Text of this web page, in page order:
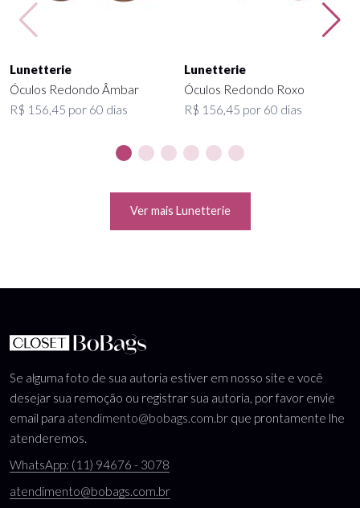
Lunetterie
Óculos Redondo Âmbar
R$ 156,45 por 60 dias
Lunetterie
Óculos Redondo Roxo
R$ 156,45 por 60 dias
Ver mais Lunetterie
Se alguma foto de sua autoria estiver em nosso site e você
desejar sua remoção ou registrar sua autoria, por favor envie
email para atendimento@bobags.com.br que prontamente lhe
atenderemos.
WhatsApp: (11) 94676 - 3078
atendimento@bobags.com.br